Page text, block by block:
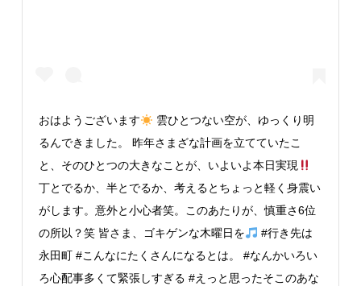
おはようございます
雲ひとつない空が、ゆっくり明
るんできました。 昨年さまざな計画を立てていたこ
と、そのひとつの大きなことが、いよいよ本日実現
丁とでるか、半とでるか、考えるとちょっと軽く身震い
がします。意外と小心者笑。このあたりが、慎重さ6位
の所以？笑 皆さま、ゴキゲンな木曜日を
#行き先は
永田町 #こんなにたくさんになるとは。 #なんかいろい
ろ心配事多くて緊張しすぎる #えっと思ったそこのあな